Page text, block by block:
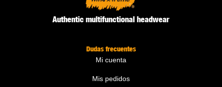
Authentic multifunctional headwear
Dudas frecuentes
Mi cuenta
Mis pedidos